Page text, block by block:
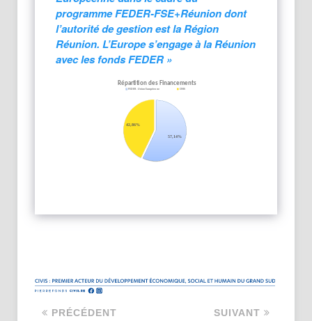
programme FEDER-FSE+Réunion dont
l’autorité de gestion est la Région
Réunion. L’Europe s’engage à la Réunion
avec les fonds FEDER »
PRÉCÉDENT SUIVANT